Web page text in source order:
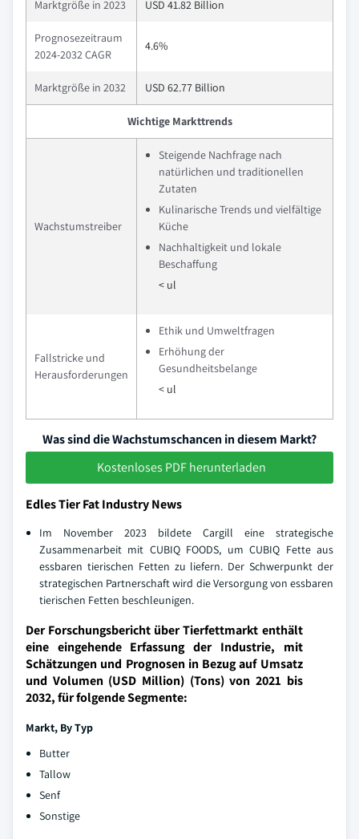
Marktgröße in 2023 USD 41.82 Billion
Prognosezeitraum
2024-2032 CAGR
4.6%
Marktgröße in 2032 USD 62.77 Billion
Wichtige Markttrends
Wachstumstreiber
Steigende Nachfrage nach
natürlichen und traditionellen
Zutaten
Kulinarische Trends und vielfältige
Küche
Nachhaltigkeit und lokale
Beschaffung
< ul
Fallstricke und
Herausforderungen
Ethik und Umweltfragen
Erhöhung der
Gesundheitsbelange
< ul
Was sind die Wachstumschancen in diesem Markt?
Kostenloses PDF herunterladen
Edles Tier Fat Industry News
Im November 2023 bildete Cargill eine strategische
Zusammenarbeit mit CUBIQ FOODS, um CUBIQ Fette aus
essbaren tierischen Fetten zu liefern. Der Schwerpunkt der
strategischen Partnerschaft wird die Versorgung von essbaren
tierischen Fetten beschleunigen.
Der Forschungsbericht über Tierfettmarkt enthält
eine eingehende Erfassung der Industrie, mit
Schätzungen und Prognosen in Bezug auf Umsatz
und Volumen (USD Million) (Tons) von 2021 bis
2032, für folgende Segmente:
Markt, ByTyp
Butter
Tallow
Senf
Sonstige